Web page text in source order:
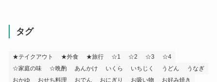
タグ
★テイクアウト ★外食 ★旅行 ☆1 ☆2 ☆3
☆4
☆家庭の味
☆晩酌 あんかけ いくら いちじく うどん
うなぎ
おかゆ
おせち料理 おでん おにぎり お吸い物
お好み焼き